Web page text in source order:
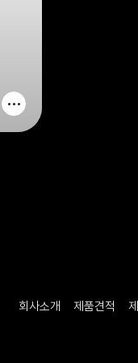
회사소개 제품견적